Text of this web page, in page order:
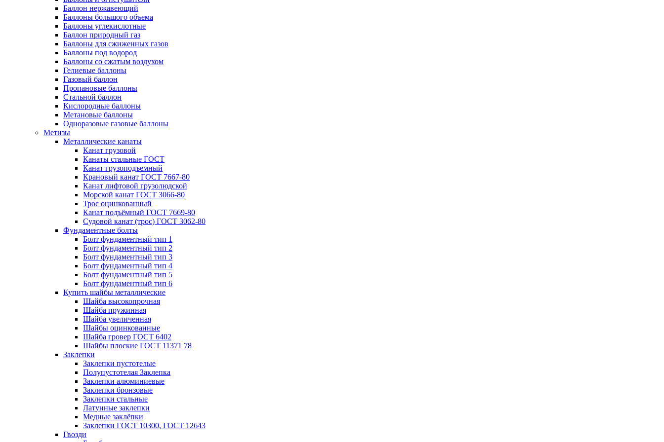
Баллон нержавеющий
Баллоны большого объема
Баллоны углекислотные
Баллон природный газ
Баллоны для сжиженных газов
Баллоны под водород
Баллоны со сжатым воздухом
Гелиевые баллоны
Газовый баллон
Пропановые баллоны
Стальной баллон
Кислородные баллоны
Метановые баллоны
Одноразовые газовые баллоны
Метизы
Металлические канаты
Канат грузовой
Канаты стальные ГОСТ
Канат грузоподъемный
Крановый канат ГОСТ 7667-80
Канат лифтовой грузолюдской
Морской канат ГОСТ 3066-80
Трос оцинкованный
Канат подъёмный ГОСТ 7669-80
Судовой канат (трос) ГОСТ 3062-80
Фундаментные болты
Болт фундаментный тип 1
Болт фундаментный тип 2
Болт фундаментный тип 3
Болт фундаментный тип 4
Болт фундаментный тип 5
Болт фундаментный тип 6
Купить шайбы металлические
Шайба высокопрочная
Шайба пружинная
Шайба увеличенная
Шайбы оцинкованные
Шайба гровер ГОСТ 6402
Шайбы плоские ГОСТ 11371 78
Заклепки
Заклепки пустотелые
Полупустотелая Заклепка
Заклепки алюминиевые
Заклепки бронзовые
Заклепки стальные
Латунные заклепки
Медные заклёпки
Заклепки ГОСТ 10300, ГОСТ 12643
Гвозди